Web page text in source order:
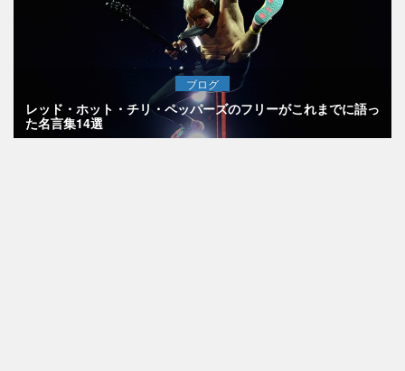
ブログ
レッド・ホット・チリ・ペッパーズのフリーがこれまでに語っ
た名言集14選